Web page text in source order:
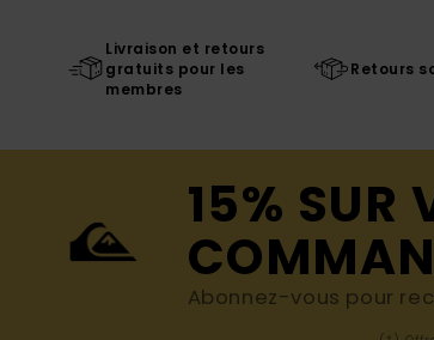
Livraison et retours
gratuits pour les
membres
Retours
15% SUR
Abonnez-vous pour